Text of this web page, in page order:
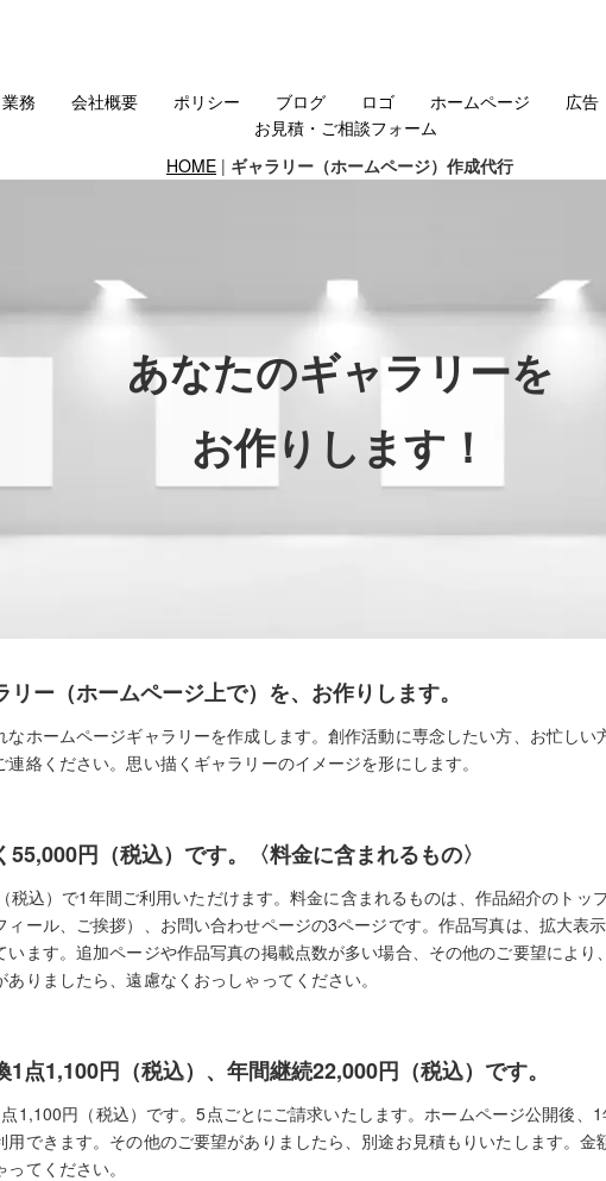
務 会社概要 ポリシー ブログ ロゴ ホームページ
広告
お見積・ご相談フォーム
HOME | ギャラリー（ホームページ）作成代行
あなたのギャラリーを
お作りします！
ー（ホームページ上で）を、お作りします。
なホームページギャラリーを作成します。創作活動に専念したい方、お忙し
絡ください。思い描くギャラリーのイメージを形にします。
55,000円（税込）です。〈料金に含まれるもの〉
税込）で1年間ご利用いただけます。料金に含まれるものは、作品紹介のトッ
ィール、ご挨拶）、お問い合わせページの3ページです。作品写真は、拡大表
います。追加ページや作品写真の掲載点数が多い場合、その他のご要望によ
りましたら、遠慮なくおっしゃってください。
点1,100円（税込）、年間継続22,000円（税込）です。
1,100円（税込）です。5点ごとにご請求いたします。ホームページ公開後、
用できます。その他のご要望がありましたら、別途お見積もりいたします。
てください。